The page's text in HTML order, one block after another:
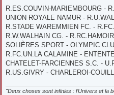
s
a
g
R.ES.COUVIN-MARIEMBOURG -
UNION ROYALE NAMUR -
R.STADE WAREMMIEN FC. -
R.W.WALHAIN CG. -
SOLIÈRES SPORT - OLYMPIC
R.FC.UN.LA CALAMINE -
CHATELET-FARCIENNES S.C. -
R.US.GIVRY - CHARLEROI-
"Deux choses sont infinies : l’Univers et la